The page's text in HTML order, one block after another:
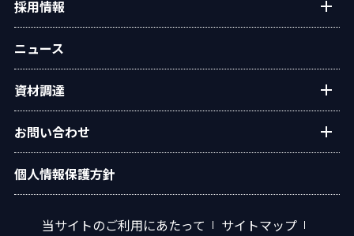
役員一覧
組織図
事業所・拠点
グループ会社
業績・財務
IRライブラリー
株式情報
IRカレンダー
電子公告
IRサイトマップ
タクマのサステナビリティ
ESGデータ
統合報告書
環境
社会
ガバナンス
イニシアチブ・外部評価
採用情報
グループ会社採用情報
オリジナルアニメ「この空の下で」
ニュース
資材調達
資材調達方針
調達手順
資材調達 応募フォーム
お問い合わせ
水処理プラントに関するお問い合わせ
エネルギープラントに関するお問い合わせ
汎用ボイラに関するお問い合わせ
個人情報保護方針
当サイトのご利用にあたって サイトマップ